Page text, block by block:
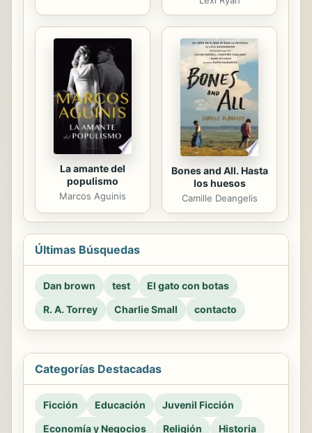
La amante del
populismo
Marcos Aguinis
Bones and All. Hasta
los huesos
Camille Deangelis
Últimas Búsquedas
Dan brown test
El gato con botas
R. A. Torrey
Charlie Small contacto
Categorías Destacadas
Ficción Educación
Juvenil Ficción
Economía y Negocios
Religión Historia